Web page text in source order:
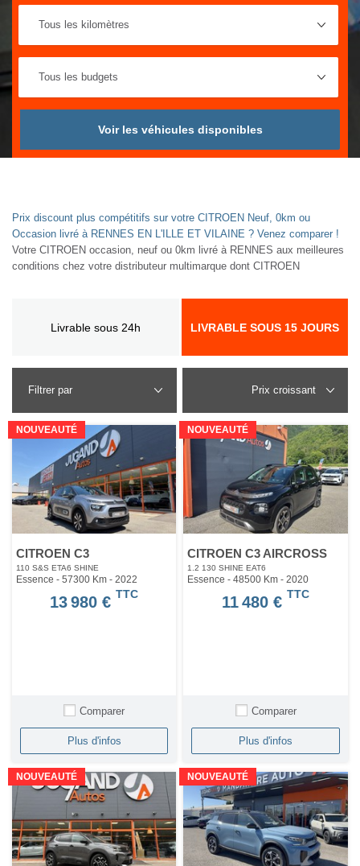
Voir les véhicules disponibles
Prix discount plus compétitifs sur votre CITROEN Neuf, 0km ou
Occasion livré à RENNES EN L'ILLE ET VILAINE ? Venez comparer !
Votre CITROEN occasion, neuf ou 0km livré à RENNES aux meilleures
conditions chez votre distributeur multimarque dont CITROEN
Livrable sous 24h LIVRABLE SOUS 15 JOURS
Filtrer par
NOUVEAUTÉ
CITROEN C3
110 S&S ETA6 SHINE
Essence - 57300 Km - 2022
13 980 € TTC
Comparer
Plus d'infos
NOUVEAUTÉ
CITROEN C3 AIRCROSS
1.2 130 SHINE EAT6
Essence - 48500 Km- 2020
11 480 € TTC
Comparer
Plus d'infos
NOUVEAUTÉ NOUVEAUTÉ